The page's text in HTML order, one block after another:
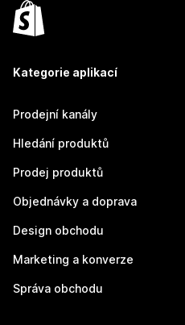
Kategorie aplikací
Prodejní kanály
Hledání produktů
Prodej produktů
Objednávky a doprava
Design obchodu
Marketing a konverze
Správa obchodu